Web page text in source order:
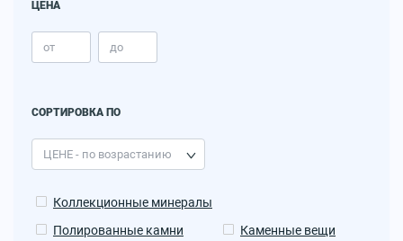
ЦЕНА
СОРТИРОВКА ПО
Коллекционные минералы
Полированные камни
Каменные вещи